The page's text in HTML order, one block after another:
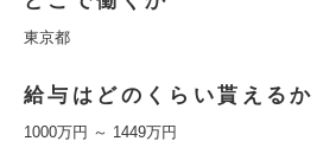
東京都
給与はどのくらい貰えるか
1000万円 ～ 1449万円